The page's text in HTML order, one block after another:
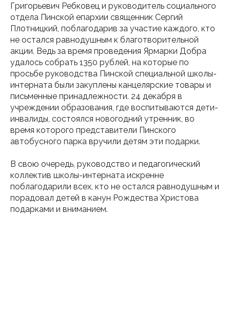
Григорьевич Ребковец и руководитель социального
отдела Пинской епархии священник Сергий
Плотницкий, поблагодарив за участие каждого, кто
не остался равнодушным к благотворительной
акции. Ведь за время проведения Ярмарки Добра
удалось собрать 1350 рублей, на которые по
просьбе руководства Пинской специальной школы-
интерната были закуплены канцелярские товары и
письменные принадлежности. 24 декабря в
учреждении образования, где воспитываются дети-
инвалиды, состоялся новогодний утренник, во
время которого представители Пинского
автобусного парка вручили детям эти подарки.
В свою очередь, руководство и педагогический
коллектив школы-интерната искренне
поблагодарили всех, кто не остался равнодушным и
порадовал детей в канун Рождества Христова
подарками и вниманием.